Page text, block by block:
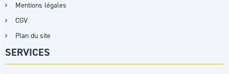
Mentions légales
CGV
Plan du site
SERVICES